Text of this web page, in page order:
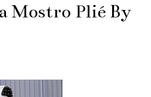
Mostro Plié By